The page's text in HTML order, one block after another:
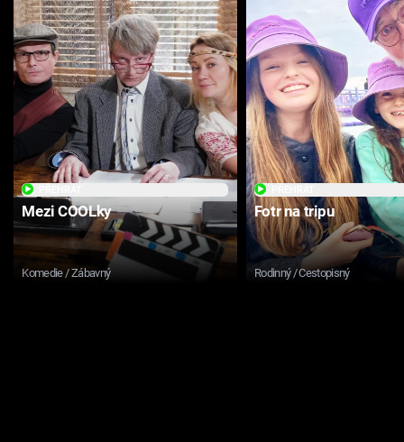
Mezi COOLky
Komedie / Zábavný
Fotr na tripu
Rodinný / Cestopisný